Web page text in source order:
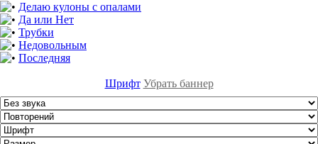
Делаю кулоны с опалами
Да или Нет
Трубки
Недовольным
Последняя
Шрифт Убрать баннер